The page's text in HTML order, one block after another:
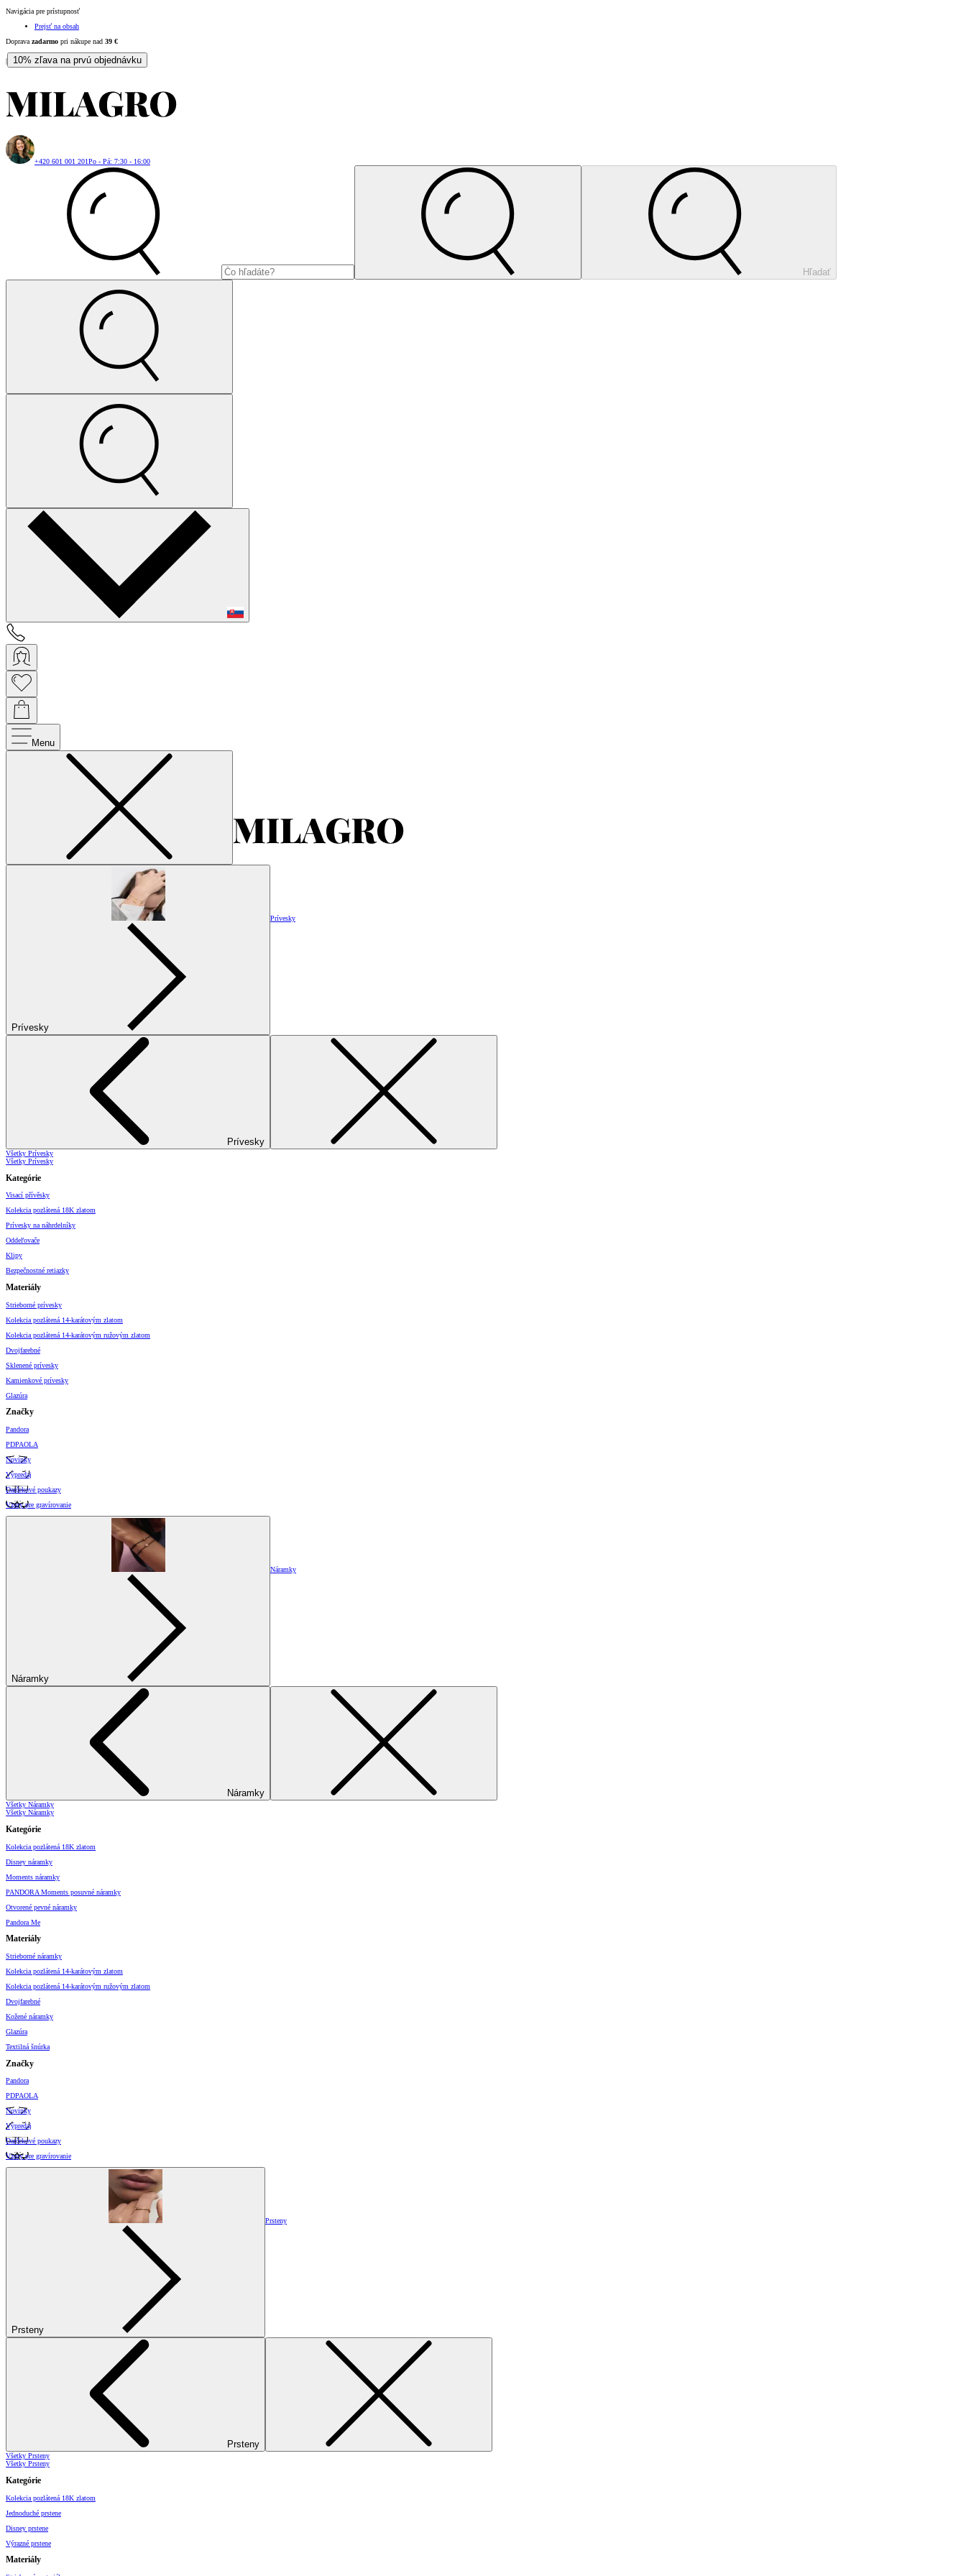
Navigácia pre prístupnosť
Prejsť na obsah
Doprava zadarmo pri nákupe nad 39 €
| 10% zľava na prvú objednávku
+420 601 001 201Po - Pá: 7:30 - 16:00
Hľadať
Menu
Prívesky
Prívesky
Prívesky
Všetky Prívesky
Všetky Prívesky
Kategórie
Visací přívěsky
Kolekcia pozlátená 18K zlatom
Prívesky na náhrdelníky
Oddeľovače
Klipy
Bezpečnostné retiazky
Materiály
Strieborné prívesky
Kolekcia pozlátená 14-karátovým zlatom
Kolekcia pozlátená 14-karátovým ružovým zlatom
Dvojfarebné
Sklenené prívesky
Kamienkové prívesky
Glazúra
Značky
Pandora
PDPAOLA
Novinky
Výpredaj
Darčekové poukazy
Vzory pre gravírovanie
Náramky
Náramky
Náramky
Všetky Náramky
Všetky Náramky
Kategórie
Kolekcia pozlátená 18K zlatom
Disney náramky
Moments náramky
PANDORA Moments posuvné náramky
Otvorené pevné náramky
Pandora Me
Materiály
Strieborné náramky
Kolekcia pozlátená 14-karátovým zlatom
Kolekcia pozlátená 14-karátovým ružovým zlatom
Dvojfarebné
Kožené náramky
Glazúra
Textilná šnúrka
Značky
Pandora
PDPAOLA
Novinky
Výpredaj
Darčekové poukazy
Vzory pre gravírovanie
Prsteny
Prsteny
Prsteny
Všetky Prsteny
Všetky Prsteny
Kategórie
Kolekcia pozlátená 18K zlatom
Jednoduché prstene
Disney prstene
Výrazné prstene
Materiály